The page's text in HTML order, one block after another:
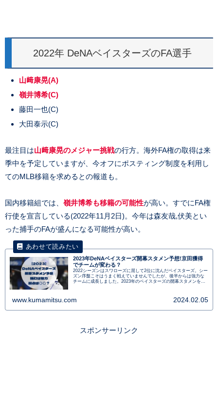
2022年 DeNAベイスターズのFA選手
山﨑康晃(A)
嶺井博希(C)
藤田一也(C)
大田泰示(C)
最注目は山﨑康晃のメジャー挑戦の行方。海外FA権の取得は来
季中を予定していますが、今オフにポスティング制度を利用し
てのMLB移籍を求めるとの報道も。
国内移籍組では、 嶺井博希も移籍の可能性が高い。すでにFA権
行使を宣言している(2022年11月2日)。今年は森友哉,伏美とい
った捕手のFAが盛んになる可能性が高い。
2023年DeNAベイスターズ開幕スタメン予想!京田獲得
でチームが変わる？
2022シーズンはスワローズに屈して2位に沈んだベイスターズ。シー
ズン序盤こそはうまく戦えていませんでしたが、後半からは強力な
チームに成長しました。2023年のベイスターズの開幕スタメンを予
www.kumamitsu.com 2024.02.05
スポンサーリンク